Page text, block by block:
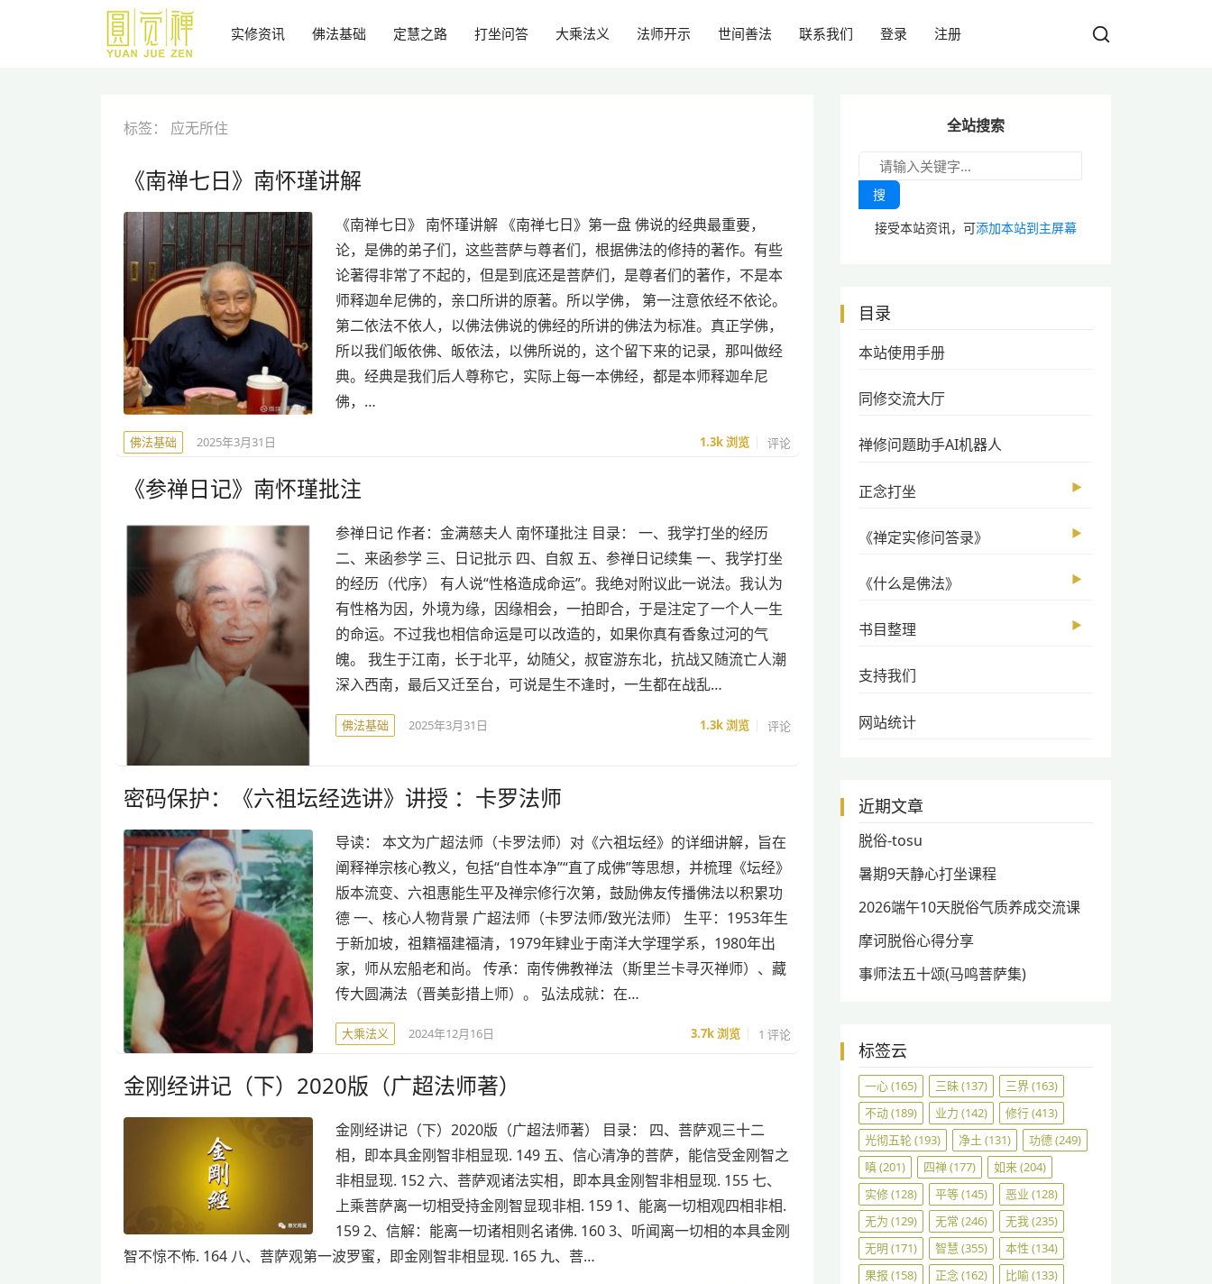
实修资讯 佛法基础 定慧之路 打坐问答 大乘法义 法师开示 世间善法 联系我们 登录 注册
标签： 应无所住
《南禅七日》南怀瑾讲解
《南禅七日》 南怀瑾讲解 《南禅七日》第一盘 佛说的经典最重要，
论，是佛的弟子们，这些菩萨与尊者们，根据佛法的修持的著作。有些
论著得非常了不起的，但是到底还是菩萨们，是尊者们的著作，不是本
师释迦牟尼佛的，亲口所讲的原著。所以学佛， 第一注意依经不依论。
第二依法不依人，以佛法佛说的佛经的所讲的佛法为标准。真正学佛，
所以我们皈依佛、皈依法，以佛所说的，这个留下来的记录，那叫做经
典。经典是我们后人尊称它，实际上每一本佛经，都是本师释迦牟尼
佛，…
佛法基础 2025年3月31日 1.3k浏览 评论
《参禅日记》南怀瑾批注
参禅日记 作者：金满慈夫人 南怀瑾批注 目录： 一、我学打坐的经历
二、来函参学 三、日记批示 四、自叙 五、参禅日记续集 一、我学打坐
的经历（代序） 有人说“性格造成命运”。我绝对附议此一说法。我认为
有性格为因，外境为缘，因缘相会，一拍即合，于是注定了一个人一生
的命运。不过我也相信命运是可以改造的，如果你真有香象过河的气
魄。 我生于江南，长于北平，幼随父，叔宦游东北，抗战又随流亡人潮
深入西南，最后又迁至台，可说是生不逢时，一生都在战乱…
佛法基础 2025年3月31日 1.3k浏览 评论
密码保护：《六祖坛经选讲》讲授 ：卡罗法师
导读： 本文为广超法师（卡罗法师）对《六祖坛经》的详细讲解，旨在
阐释禅宗核心教义，包括“自性本净”“直了成佛”等思想，并梳理《坛经》
版本流变、六祖惠能生平及禅宗修行次第，鼓励佛友传播佛法以积累功
德 一、核心人物背景 广超法师（卡罗法师/致光法师） 生平：1953年生
于新加坡，祖籍福建福清，1979年肄业于南洋大学理学系，1980年出
家，师从宏船老和尚。 传承：南传佛教禅法（斯里兰卡寻灭禅师）、藏
传大圆满法（晋美彭措上师）。 弘法成就：在…
大乘法义 2024年12月16日 3.7k浏览 1 评论
金刚经讲记（下）2020版（广超法师著）
金刚经讲记（下）2020版（广超法师著） 目录： 四、菩萨观三十二
相，即本具金刚智非相显现. 149 五、信心清净的菩萨，能信受金刚智之
非相显现. 152 六、菩萨观诸法实相，即本具金刚智非相显现. 155 七、
上乘菩萨离一切相受持金刚智显现非相. 159 1、能离一切相观四相非相.
159 2、信解：能离一切诸相则名诸佛. 160 3、听闻离一切相的本具金刚
智不惊不怖. 164 八、菩萨观第一波罗蜜，即金刚智非相显现. 165 九、菩…
全站搜索
搜
接受本站资讯，可添加本站到主屏幕
目录
本站使用手册
同修交流大厅
禅修问题助手AI机器人
正念打坐 ▶
《禅定实修问答录》 ▶
《什么是佛法》 ▶
书目整理 ▶
支持我们
网站统计
近期文章
脱俗-tosu
暑期9天静心打坐课程
2026端午10天脱俗气质养成交流课
摩诃脱俗心得分享
事师法五十颂(马鸣菩萨集)
标签云
一心(165) 三昧(137) 三界(163)
不动(189) 业力 (142) 修行(413)
光彻五轮(193) 净土 (131) 功德(249)
嗔(201) 四禅(177) 如来(204)
实修(128) 平等(145) 恶业 (128)
无为 (129) 无常 (246) 无我(235)
无明 (171) 智慧 (355) 本性 (134)
果报 (158) 正念(162) 比喻(133)